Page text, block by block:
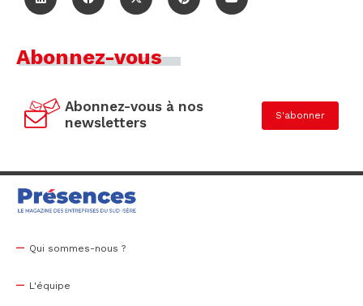
Abonnez-vous
Abonnez-vous à nos
newsletters
S'abonner
Qui sommes-nous ?
L'équipe